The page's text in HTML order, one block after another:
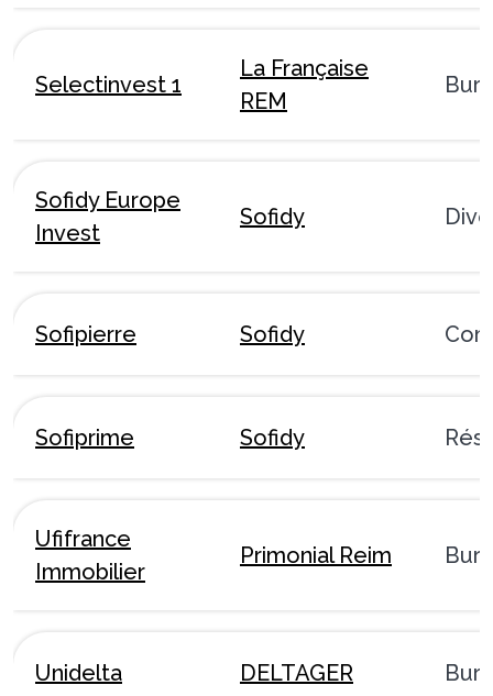
Selectinvest 1
La Française
REM
Sofidy Europe
Invest
Sofidy
Sofipierre Sofidy
Sofiprime Sofidy
Ufifrance
Immobilier
Primonial Reim
Unidelta DELTAGER